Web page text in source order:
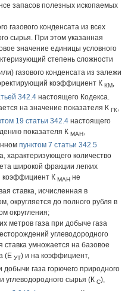
запасов полезных ископаемых
газового конденсата из всех
сырья. При этом указанная
значение единицы условного
степень сложности
газового конденсата из залежи
коэффициент К КМ,
342.4 настоящего Кодекса.
на значение показателя К ГК
19 статьи 342.4 настоящего
показателя К МАН,
пунктом 7 статьи 342.5
характеризующего количество
широкой фракции легких
коэффициент К МАН не
ставка, исчисленная в
округляется до полного рубля в
округления;
метров газа при добыче газа
углеводородного
ставка умножается на базовое
(Е УТ) и на коэффициент,
газа горючего природного
углеводородного сырья (К С),